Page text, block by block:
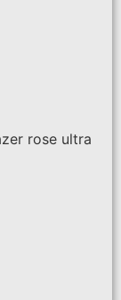
rose ultra